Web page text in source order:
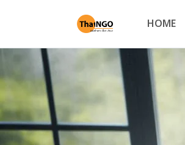
HOME